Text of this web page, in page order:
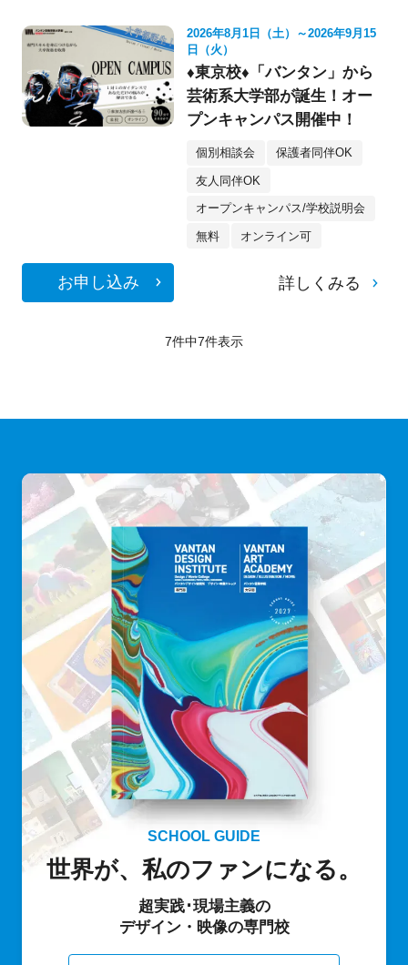
2026年8月1日（土）～2026年9月15
日（火）
♦東京校♦「バンタン」から
芸術系大学部が誕生！オー
プンキャンパス開催中！
個別相談会 保護者同伴OK
友人同伴OK
オープンキャンパス/学校説明会
無料 オンライン可
お申し込み 詳しくみる
7件中7件表示
SCHOOL GUIDE
世界が、私のファンになる。
超実践･現場主義の
デザイン・映像の専門校